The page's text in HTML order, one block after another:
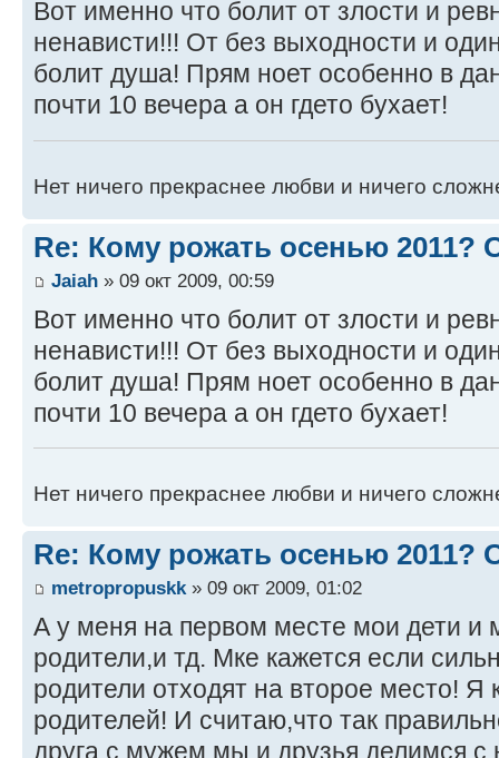
Вот именно что болит от злости и
ненависти!!! От без выходности и
болит душа! Прям ноет особенно в
почти 10 вечера а он гдето бухает!
Нет ничего прекраснее любви и ничего
Re: Кому рожать осенью 2011?
Jaiah » 09 окт 2009, 00:59
Вот именно что болит от злости и
ненависти!!! От без выходности и
болит душа! Прям ноет особенно в
почти 10 вечера а он гдето бухает!
Нет ничего прекраснее любви и ничего
Re: Кому рожать осенью 2011?
metropropuskk » 09 окт 2009, 01:02
А у меня на первом месте мои дети и
родители,и тд. Мке кажется если
родители отходят на второе место!
родителей! И считаю,что так
друга с мужем,мы и друзья,делимся